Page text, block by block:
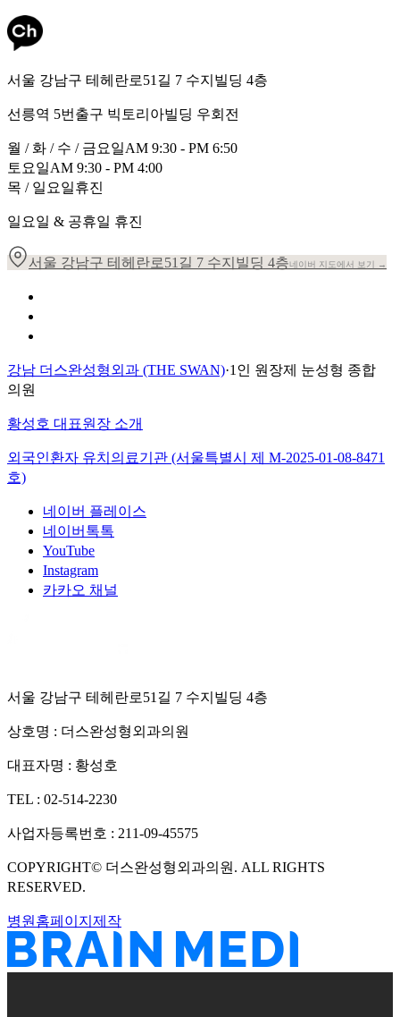
서울 강남구 테헤란로51길 7 수지빌딩 4층
선릉역 5번출구 빅토리아빌딩 우회전
월 / 화 / 수 / 금요일AM 9:30 - PM 6:50
토요일AM 9:30 - PM 4:00
목 / 일요일휴진
일요일 & 공휴일 휴진
서울 강남구 테헤란로51길 7 수지빌딩 4층네이버 지도에서 보기 →
강남 더스완성형외과 (THE SWAN)·1인 원장제 눈성형 종합
의원
황성호 대표원장 소개
외국인환자 유치의료기관 (서울특별시 제 M-2025-01-08-8471
호)
네이버 플레이스
네이버톡톡
YouTube
Instagram
카카오 채널
서울 강남구 테헤란로51길 7 수지빌딩 4층
상호명 : 더스완성형외과의원
대표자명 : 황성호
TEL : 02-514-2230
사업자등록번호 : 211-09-45575
COPYRIGHT© 더스완성형외과의원 . ALL RIGHTS
RESERVED.
병원홈페이지제작